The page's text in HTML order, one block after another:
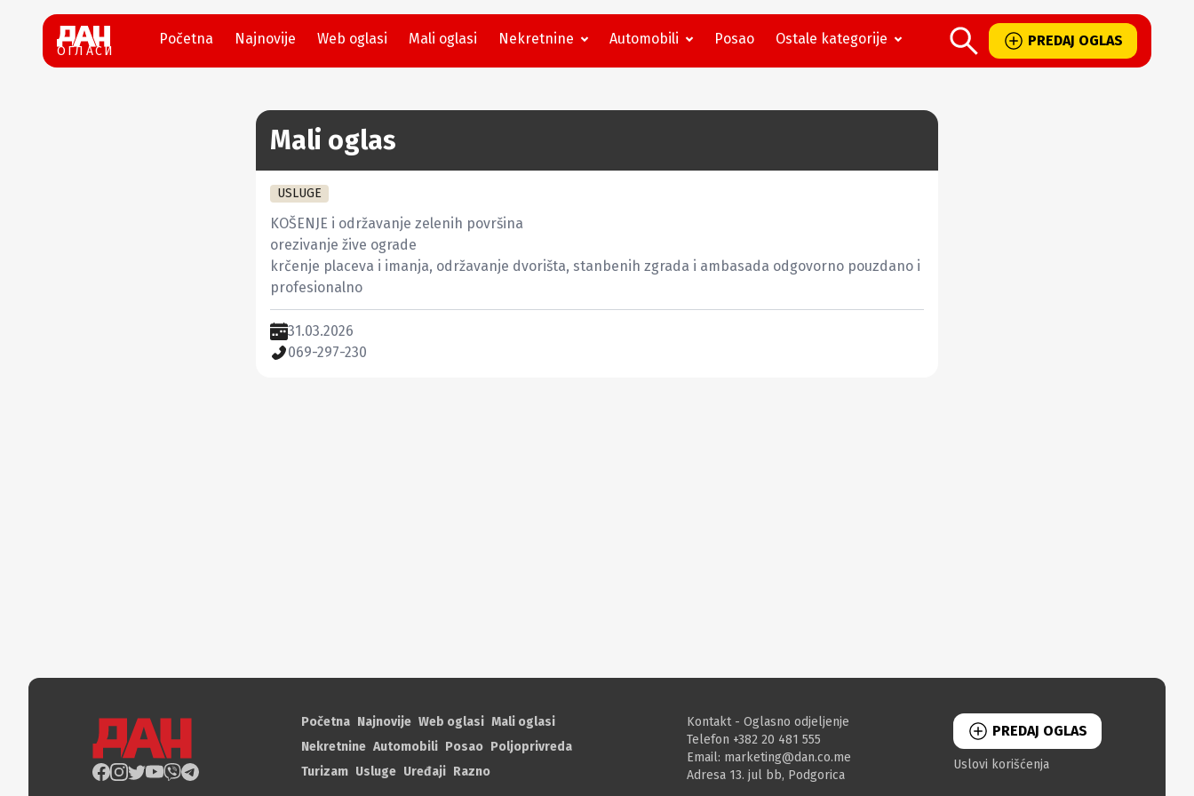
ОГЛАСИ
Početna Najnovije Web oglasi Mali oglasi Nekretnine Automobili Posao Ostale kategorije PREDAJ OGLAS
Mali oglas
USLUGE
KOŠENJE i održavanje zelenih površina
orezivanje žive ograde
krčenje placeva i imanja, održavanje dvorišta, stanbenih zgrada i ambasada odgovorno pouzdano i
profesionalno
31.03.2026
069-297-230
Početna Najnovije Web oglasi Mali oglasi
Nekretnine Automobili Posao Poljoprivreda
Turizam Usluge Uređaji Razno
Kontakt - Oglasno odjeljenje
Telefon +382 20 481 555
Email: marketing@dan.co.me
Adresa 13. jul bb, Podgorica
PREDAJ OGLAS
Uslovi korišćenja